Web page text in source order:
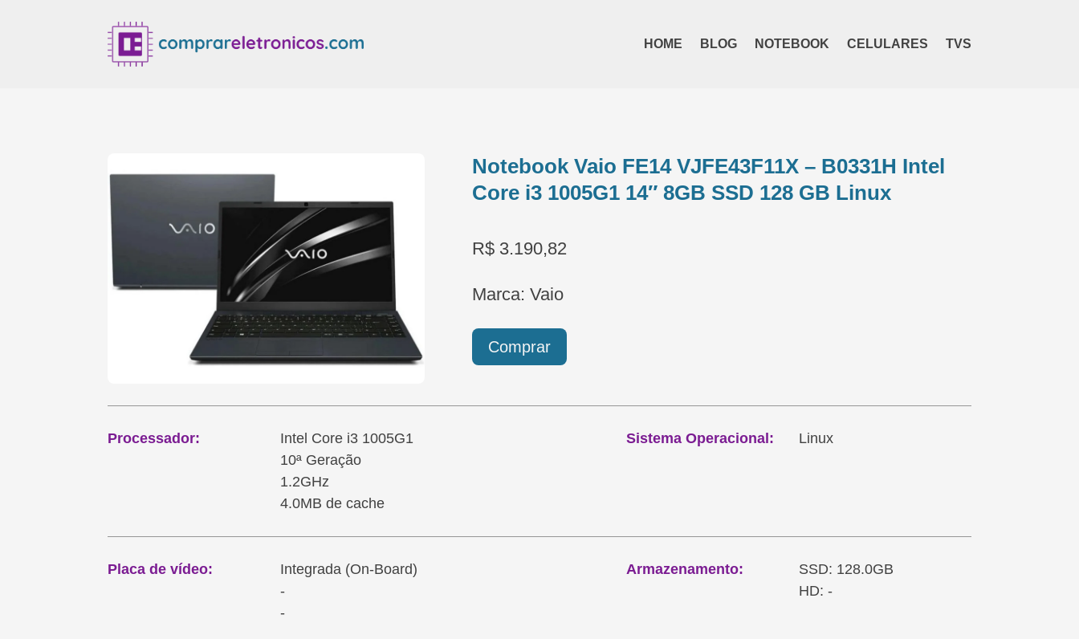
HOME BLOG NOTEBOOK CELULARES TVS
Notebook Vaio FE14 VJFE43F11X – B0331H Intel
Core i3 1005G1 14″ 8GB SSD 128 GB Linux
R$ 3.190,82
Marca: Vaio
Comprar
Processador:
Intel Core i3 1005G1
10ª Geração
1.2GHz
4.0MB de cache
Sistema Operacional: Linux
Placa de vídeo:
Integrada (On-Board)
-
-
Armazenamento:
SSD: 128.0GB
HD: -